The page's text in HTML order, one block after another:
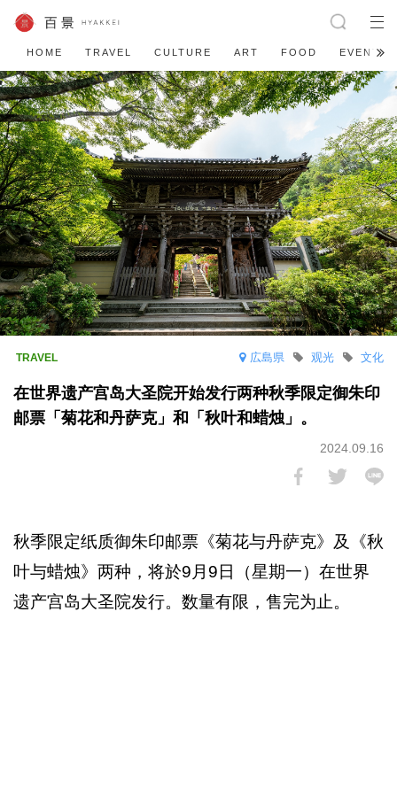
HOME TRAVEL CULTURE ART FOOD EVENT
広島県 文化
观光
在世界遗产宫岛大圣院开始发行两种秋季限定御朱印
邮票「菊花和丹萨克」和「秋叶和蜡烛」。
2024.09.16
秋季限定纸质御朱印邮票《菊花与丹萨克》及《秋
叶与蜡烛》两种，将於9月9日（星期一）在世界
遗产宫岛大圣院发行。数量有限，售完为止。